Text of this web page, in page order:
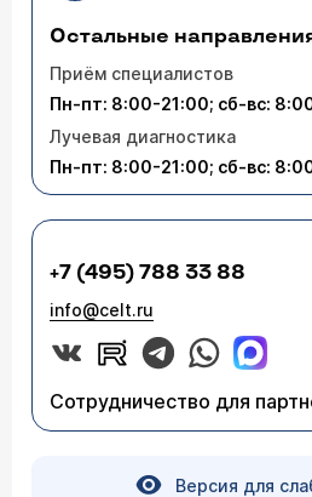
Остальные
Приём специалистов
Пн-пт: 8:00-21:00; сб-вс:
Лучевая диагностика
Пн-пт: 8:00-21:00; сб-вс:
+7 (495) 788 33 88
info@celt.ru
Сотрудничество для
Версия для